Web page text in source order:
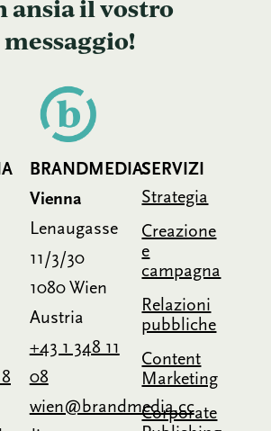
ansia il vostro
messaggio!
BRANDMEDIA
Vienna
Lenaugasse
11/3/30
1080 Wien
Austria
+43 1 348 11
08
wien@brandmedia.cc
SERVIZI
Strategia
Creazione
e
campagna
Relazioni
pubbliche
Content
Marketing
Corporate